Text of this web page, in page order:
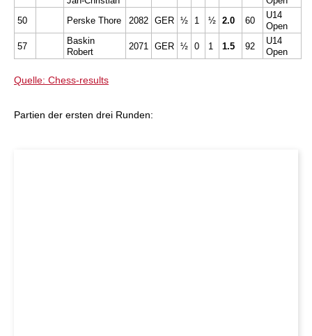
50
Perske Thore 2082 GER ½ 1 ½ 2.0 60
U14
Open
57
Baskin
Robert
2071 GER ½ 0 1 1.5 92
U14
Open
Quelle: Chess-results
Partien der ersten drei Runden: